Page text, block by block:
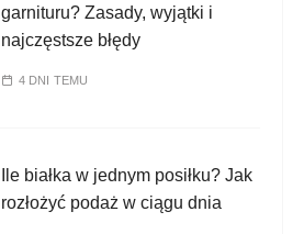
garnituru? Zasady, wyjątki i
najczęstsze błędy
4 DNI TEMU
Ile białka w jednym posiłku? Jak
rozłożyć podaż w ciągu dnia